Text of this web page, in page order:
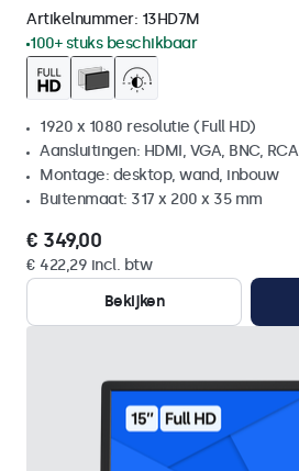
Artikelnummer: 13HD7M
100+ stuks beschikbaar
1920 x 1080 resolutie (Full HD)
Aansluitingen: HDMI, VGA, BNC, RCA
Montage: desktop, wand, inbouw
Buitenmaat: 317 x 200 x 35 mm
€ 349,00
€ 422,29 incl. btw
Bekijken